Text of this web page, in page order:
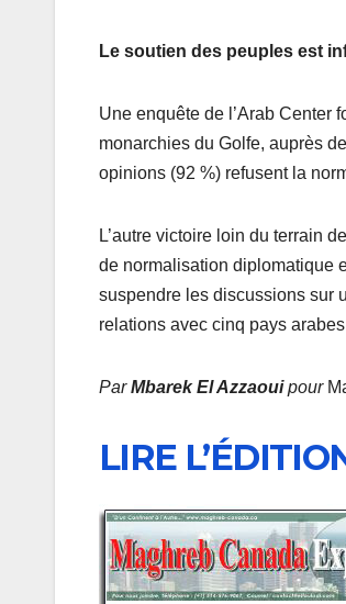
Le soutien des peuples est
Une enquête de l’Arab Center
monarchies du Golfe, auprès
opinions (92 %) refusent la
L’autre victoire loin du terrain
de normalisation diplomatique
suspendre les discussions sur
relations avec cinq pays
ParMbarek El Azzaoui pour
LIRE